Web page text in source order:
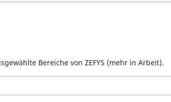
Bereiche von ZEFYS (mehr in Arbeit).